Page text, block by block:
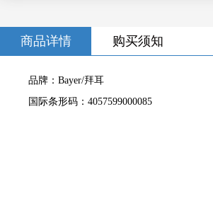
商品详情 购买须知
品牌：Bayer/拜耳
国际条形码：4057599000085